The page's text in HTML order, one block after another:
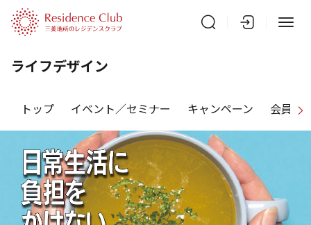
ライフデザイン
トップ イベント／セミナー キャンペーン 会員特